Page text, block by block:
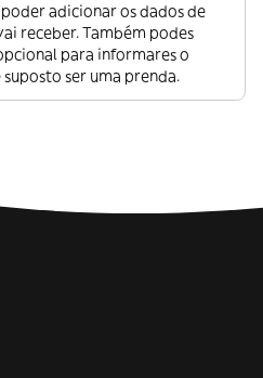
adicionar os dados de
receber. Também podes
para informares o
ser uma prenda.